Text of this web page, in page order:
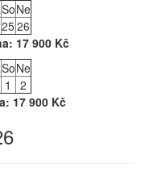
SoNe
2526
17 900 Kč
SoNe
1
2
17 900 Kč